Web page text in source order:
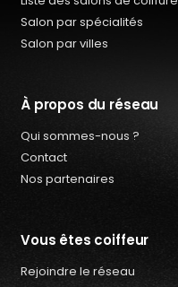
Qui sommes-nous ?
Salon par spécialités
Salon par villes
À propos du réseau
Qui sommes-nous ?
Contact
Nos partenaires
Vous êtes coiffeur
Rejoindre le réseau